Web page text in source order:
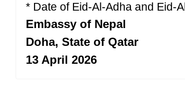
* Date of Eid-Al-Adha and Eid-
Embassy of Nepal
Doha, State of Qatar
13 April 2026